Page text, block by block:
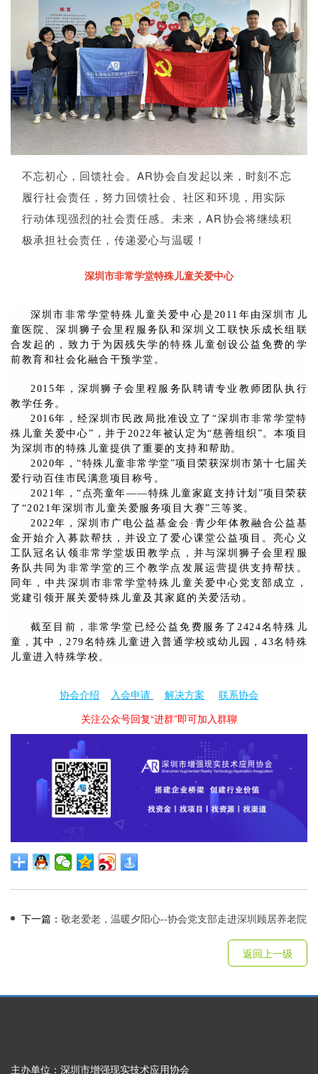
不忘初心，回馈社会。AR协会自发起以来，时刻不忘
履行社会责任，努力回馈社会、社区和环境，用实际
行动体现强烈的社会责任感。未来，AR协会将继续积
极承担社会责任，传递爱心与温暖！
深圳市非常学堂特殊儿童关爱中心
深圳市非常学堂特殊儿童关爱中心是2011年由深圳市儿
童医院、深圳狮子会里程服务队和深圳义工联快乐成长组联
合发起的，致力于为因残失学的特殊儿童创设公益免费的学
前教育和社会化融合干预学堂。
2015年，深圳狮子会里程服务队聘请专业教师团队执行
教学任务。
2016年，经深圳市民政局批准设立了“深圳市非常学堂特
殊儿童关爱中心”，并于2022年被认定为“慈善组织”。本项目
为深圳市的特殊儿童提供了重要的支持和帮助。
2020年，“特殊儿童非常学堂”项目荣获深圳市第十七届关
爱行动百佳市民满意项目称号。
2021年，“点亮童年——特殊儿童家庭支持计划”项目荣获
了“2021年深圳市儿童关爱服务项目大赛”三等奖。
2022年，深圳市广电公益基金会·青少年体教融合公益基
金开始介入募款帮扶，并设立了爱心课堂公益项目。亮心义
工队冠名认领非常学堂坂田教学点，并与深圳狮子会里程服
务队共同为非常学堂的三个教学点发展运营提供支持帮扶。
同年，中共深圳市非常学堂特殊儿童关爱中心党支部成立，
党建引领开展关爱特殊儿童及其家庭的关爱活动。
截至目前，非常学堂已经公益免费服务了2424名特殊儿
童，其中，279名特殊儿童进入普通学校或幼儿园，43名特殊
儿童进入特殊学校。
协会介绍 入会申请 解决方案
联系协会
关注公众号回复“进群”即可加入群聊
下一篇： 敬老爱老，温暖夕阳心--协会党支部走进深圳顾居养老院
返回上一级
主办单位：深圳市增强现实技术应用协会